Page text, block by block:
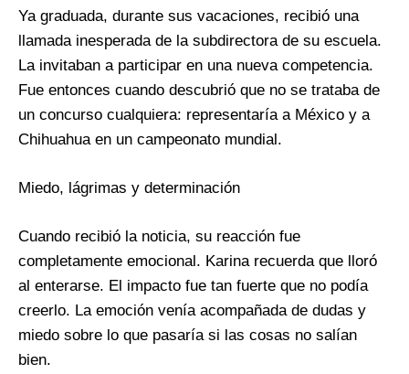
Ya graduada, durante sus vacaciones, recibió una
llamada inesperada de la subdirectora de su escuela.
La invitaban a participar en una nueva competencia.
Fue entonces cuando descubrió que no se trataba de
un concurso cualquiera: representaría a México y a
Chihuahua en un campeonato mundial.
Miedo, lágrimas y determinación
Cuando recibió la noticia, su reacción fue
completamente emocional. Karina recuerda que lloró
al enterarse. El impacto fue tan fuerte que no podía
creerlo. La emoción venía acompañada de dudas y
miedo sobre lo que pasaría si las cosas no salían
bien.